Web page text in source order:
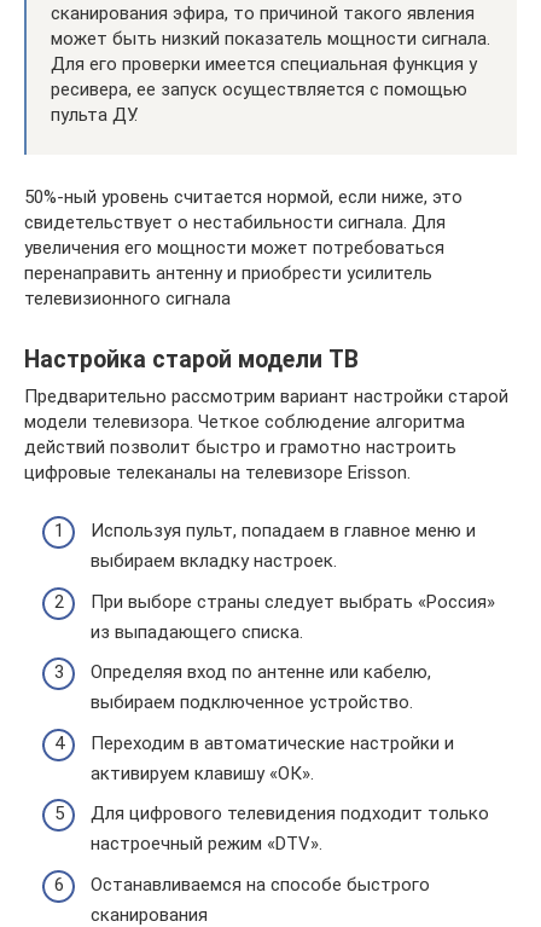
сканирования эфира, то причиной такого явления
может быть низкий показатель мощности сигнала.
Для его проверки имеется специальная функция у
ресивера, ее запуск осуществляется с помощью
пульта ДУ.
50%-ный уровень считается нормой, если ниже, это
свидетельствует о нестабильности сигнала. Для
увеличения его мощности может потребоваться
перенаправить антенну и приобрести усилитель
телевизионного сигнала
Настройка старой модели TВ
Предварительно рассмотрим вариант настройки старой
модели телевизора. Четкое соблюдение алгоритма
действий позволит быстро и грамотно настроить
цифровые телеканалы на телевизоре Еrisson.
Используя пульт, попадаем в главное меню и
выбираем вкладку настроек.
При выборе страны следует выбрать «Россия»
из выпадающего списка.
Определяя вход по антенне или кабелю,
выбираем подключенное устройство.
Переходим в автоматические настройки и
активируем клавишу «ОК».
Для цифрового телевидения подходит только
настроечный режим «DTV».
Останавливаемся на способе быстрого
сканирования